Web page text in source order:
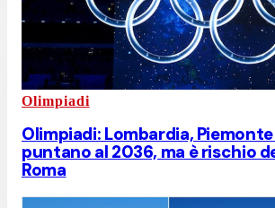
Olimpiadi
Olimpiadi: Lombardia,
puntano al 2036, ma è rischio
Roma